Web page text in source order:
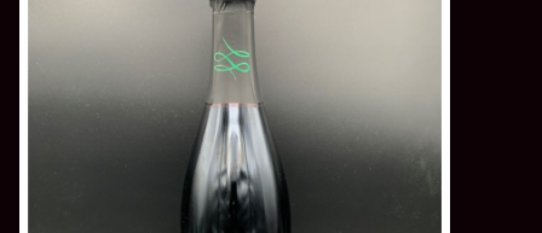
OENOLOGIQUES DE